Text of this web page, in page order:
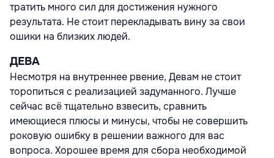
тратить много сил для достижения нужного
результата. Не стоит перекладывать вину за свои
ошики на близких людей.
ДЕВА
Несмотря на внутреннее рвение, Девам не стоит
торопиться с реализацией задуманного. Лучше
сейчас всё тщательно взвесить, сравнить
имеющиеся плюсы и минусы, чтобы не совершить
роковую ошибку в решении важного для вас
вопроса. Хорошее время для сбора необходимой